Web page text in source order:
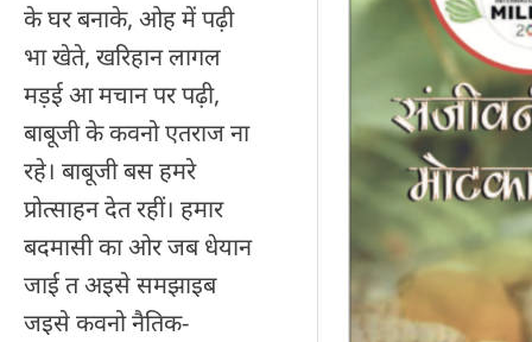
के घर बनाके, ओह में पढ़ी
भा खेते, खरिहान लागल
मड़ई आ मचान पर पढ़ी,
बाबूजी के कवनो एतराज ना
रहे। बाबूजी बस हमरे
प्रोत्साहन देत रहीं। हमार
बदमासी का ओर जब धेयान
जाई त अइसे समझाइब
जइसे कवनो नैतिक-